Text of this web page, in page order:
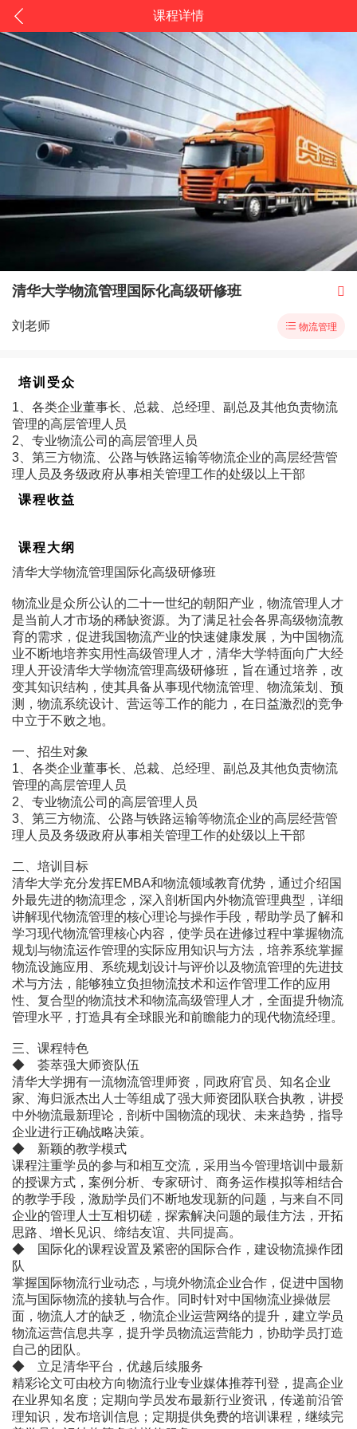
课程详情
清华大学物流管理国际化高级研修班 
刘老师  物流管理
培训受众
1、各类企业董事长、总裁、总经理、副总及其他负责物流
管理的高层管理人员
2、专业物流公司的高层管理人员
3、第三方物流、公路与铁路运输等物流企业的高层经营管
理人员及务级政府从事相关管理工作的处级以上干部
课程收益
课程大纲
清华大学物流管理国际化高级研修班
物流业是众所公认的二十一世纪的朝阳产业，物流管理人才
是当前人才市场的稀缺资源。为了满足社会各界高级物流教
育的需求，促进我国物流产业的快速健康发展，为中国物流
业不断地培养实用性高级管理人才，清华大学特面向广大经
理人开设清华大学物流管理高级研修班，旨在通过培养，改
变其知识结构，使其具备从事现代物流管理、物流策划、预
测，物流系统设计、营运等工作的能力，在日益激烈的竞争
中立于不败之地。
一、招生对象
1、各类企业董事长、总裁、总经理、副总及其他负责物流
管理的高层管理人员
2、专业物流公司的高层管理人员
3、第三方物流、公路与铁路运输等物流企业的高层经营管
理人员及务级政府从事相关管理工作的处级以上干部
二、培训目标
清华大学充分发挥EMBA和物流领域教育优势，通过介绍国
外最先进的物流理念，深入剖析国内外物流管理典型，详细
讲解现代物流管理的核心理论与操作手段，帮助学员了解和
学习现代物流管理核心内容，使学员在进修过程中掌握物流
规划与物流运作管理的实际应用知识与方法，培养系统掌握
物流设施应用、系统规划设计与评价以及物流管理的先进技
术与方法，能够独立负担物流技术和运作管理工作的应用
性、复合型的物流技术和物流高级管理人才，全面提升物流
管理水平，打造具有全球眼光和前瞻能力的现代物流经理。
三、课程特色
◆ 荟萃强大师资队伍
清华大学拥有一流物流管理师资，同政府官员、知名企业
家、海归派杰出人士等组成了强大师资团队联合执教，讲授
中外物流最新理论，剖析中国物流的现状、未来趋势，指导
企业进行正确战略决策。
◆ 新颖的教学模式
课程注重学员的参与和相互交流，采用当今管理培训中最新
的授课方式，案例分析、专家研讨、商务运作模拟等相结合
的教学手段，激励学员们不断地发现新的问题，与来自不同
企业的管理人士互相切磋，探索解决问题的最佳方法，开拓
思路、增长见识、缔结友谊、共同提高。
◆ 国际化的课程设置及紧密的国际合作，建设物流操作团
队
掌握国际物流行业动态，与境外物流企业合作，促进中国物
流与国际物流的接轨与合作。同时针对中国物流业操做层
面，物流人才的缺乏，物流企业运营网络的提升，建立学员
物流运营信息共享，提升学员物流运营能力，协助学员打造
自己的团队。
◆ 立足清华平台，优越后续服务
精彩论文可由校方向物流行业专业媒体推荐刊登，提高企业
在业界知名度；定期向学员发布最新行业资讯，传递前沿管
理知识，发布培训信息；定期提供免费的培训课程，继续完